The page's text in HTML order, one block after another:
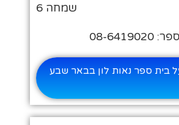
שמחה 6
בית ספר נאות לון בבאר שבע